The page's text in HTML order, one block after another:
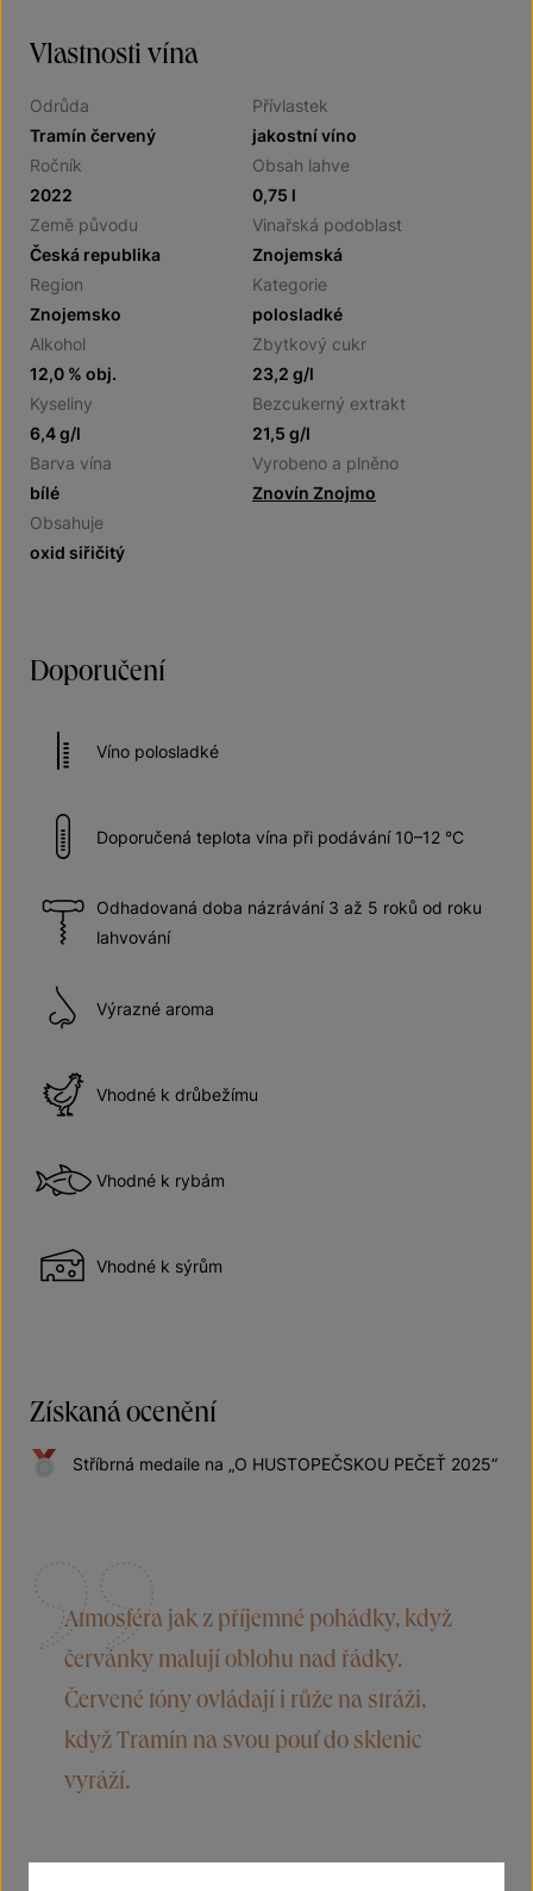
Vlastnosti vína
Odrůda
Tramín červený
Přívlastek
jakostní víno
Ročník
2022
Obsah lahve
0,75 l
Země původu
Česká republika
Vinařská podoblast
Znojemská
Region
Znojemsko
Kategorie
polosladké
Alkohol
12,0 % obj.
Zbytkový cukr
23,2 g/l
Kyseliny
6,4 g/l
Bezcukerný extrakt
21,5 g/l
Barva vína
bílé
Vyrobeno a plněno
Znovín Znojmo
Obsahuje
oxid siřičitý
Doporučení
Víno polosladké
Doporučená teplota vína při podávání 10–12 °C
Odhadovaná doba názrávání 3 až 5 roků od roku
lahvování
Výrazné aroma
Vhodné k drůbežímu
Vhodné k rybám
Vhodné k sýrům
Získaná ocenění
Stříbrná medaile na „O HUSTOPEČSKOU PEČEŤ 2025“
Atmosféra jak z příjemné pohádky, když
červánky malují oblohu nad řádky.
Červené tóny ovládají i růže na stráži,
když Tramín na svou pouť do sklenic
vyráží.